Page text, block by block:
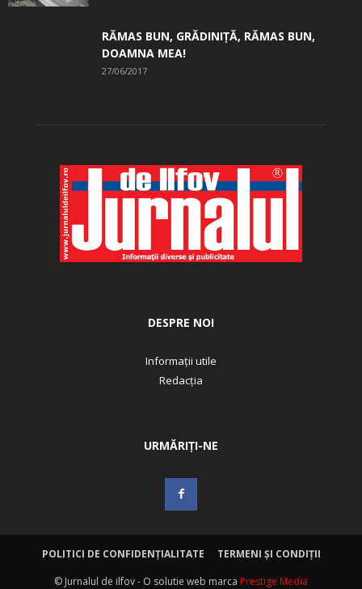
RĂMAS BUN, GRĂDINIŢĂ, ­RĂMAS BUN,
DOAMNA MEA!
27/06/2017
DESPRE NOI
Informații utile
Redacția
URMĂRIȚI-NE
POLITICI DE CONFIDENȚIALITATE
TERMENI ȘI CONDIȚII
© Jurnalul de ilfov - O solutie web marca Prestige Media